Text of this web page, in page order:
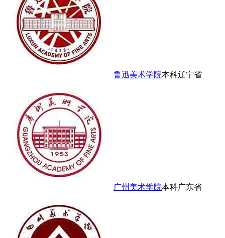
鲁迅美术学院本科辽宁省
广州美术学院本科广东省